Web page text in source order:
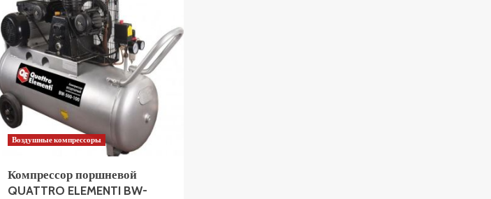
Воздушные компрессоры
Компрессор поршневой
QUATTRO ELEMENTI BW-